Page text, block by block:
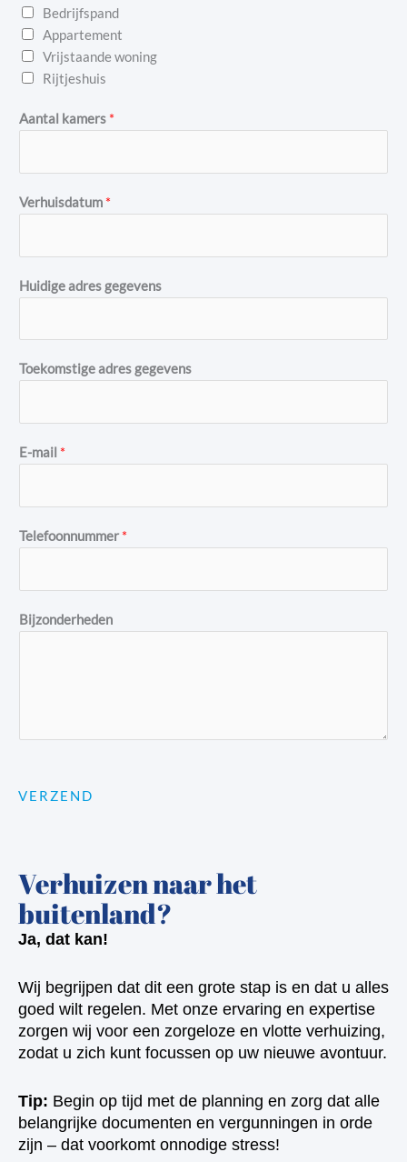
Bedrijfspand
Appartement
Vrijstaande woning
Rijtjeshuis
Aantal kamers *
Verhuisdatum *
Huidige adres gegevens
Toekomstige adres gegevens
E-mail *
Telefoonnummer *
Bijzonderheden
VERZEND
Verhuizen naar het
buitenland?
Ja, dat kan!
Wij begrijpen dat dit een grote stap is en dat u alles
goed wilt regelen. Met onze ervaring en expertise
zorgen wij voor een zorgeloze en vlotte verhuizing,
zodat u zich kunt focussen op uw nieuwe avontuur.
Tip: Begin op tijd met de planning en zorg dat alle
belangrijke documenten en vergunningen in orde
zijn – dat voorkomt onnodige stress!